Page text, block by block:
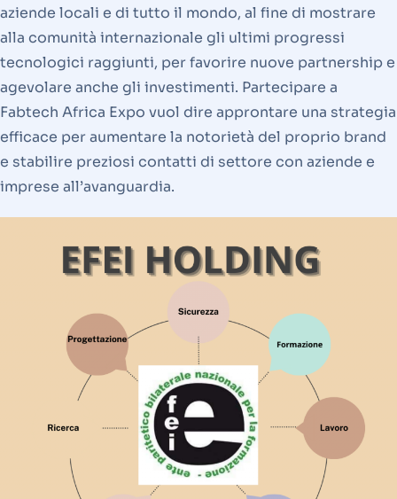
aziende locali e di tutto il mondo, al fine di mostrare
alla comunità internazionale gli ultimi progressi
tecnologici raggiunti, per favorire nuove partnership e
agevolare anche gli investimenti. Partecipare a
Fabtech Africa Expo vuol dire approntare una strategia
efficace per aumentare la notorietà del proprio brand
e stabilire preziosi contatti di settore con aziende e
imprese all’avanguardia.